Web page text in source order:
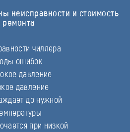
неисправности и стоимость
ремонта
чиллера
ошибок
давление
давление
до нужной
при низкой